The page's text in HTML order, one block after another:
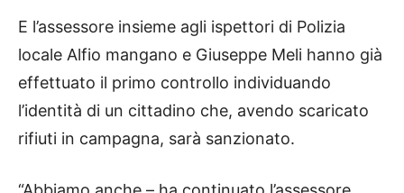
E l’assessore insieme agli ispettori di Polizia
locale Alfio mangano e Giuseppe Meli hanno già
effettuato il primo controllo individuando
l’identità di un cittadino che, avendo scaricato
rifiuti in campagna, sarà sanzionato.